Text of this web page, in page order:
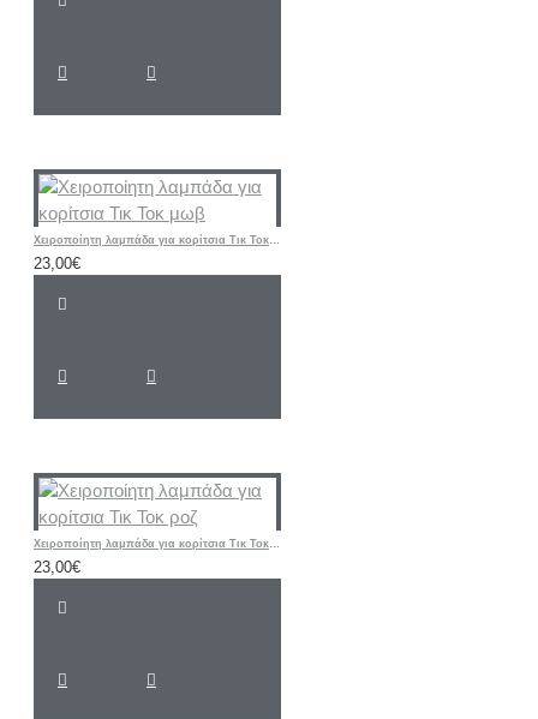
Χειροποίητη λαμπάδα για κορίτσια Τικ Τοκ μωβ
23,00€
Χειροποίητη λαμπάδα για κορίτσια Τικ Τοκ ροζ
23,00€